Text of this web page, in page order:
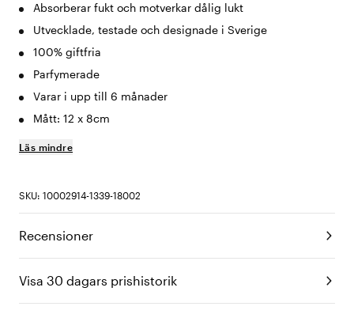
Absorberar fukt och motverkar dålig lukt
Utvecklade, testade och designade i Sverige
100% giftfria
Parfymerade
Varar i upp till 6 månader
Mått: 12 x 8cm
Läs mindre
SKU: 10002914-1339-18002
Recensioner
Visa 30 dagars prishistorik